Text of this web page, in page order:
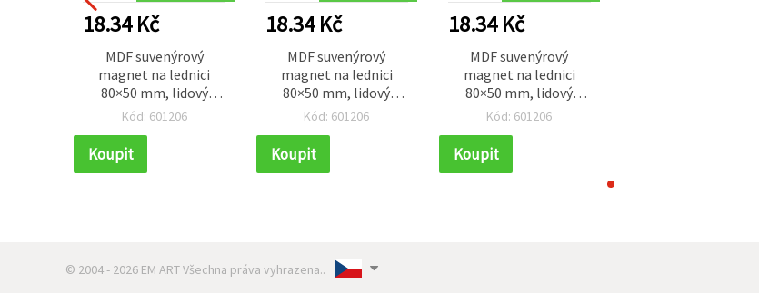
18.34 Kč
MDF suvenýrový
magnet na lednici
80×50 mm, lidový
motiv – džbán / MIX
Kód: 601206
Koupit
18.34 Kč
MDF suvenýrový
magnet na lednici
80×50 mm, lidový
motiv – džbán / MIX
Kód: 601206
Koupit
18.34 Kč
MDF suvenýrový
magnet na lednici
80×50 mm, lidový
motiv – džbán / MIX
Kód: 601206
Koupit
© 2004 - 2026 EM ART Všechna práva vyhrazena..